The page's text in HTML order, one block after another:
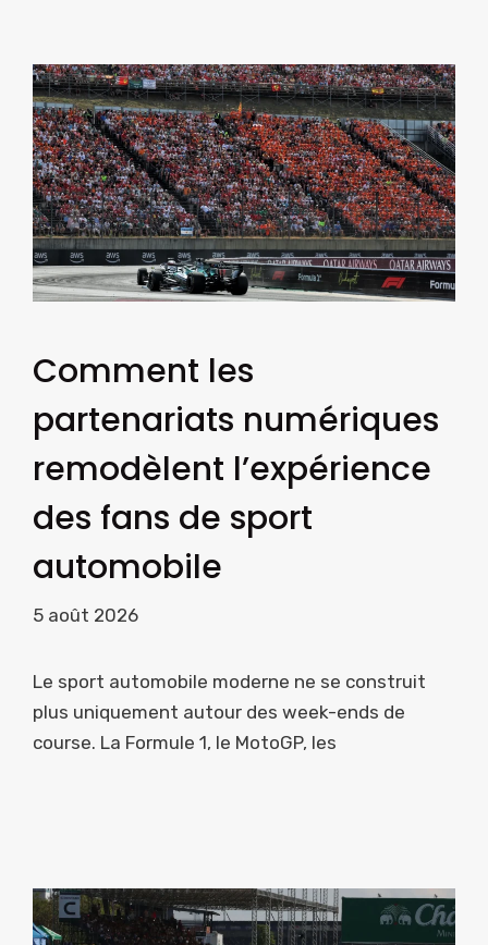
Comment les
partenariats numériques
remodèlent l’expérience
des fans de sport
automobile
5 août 2026
Le sport automobile moderne ne se construit
plus uniquement autour des week-ends de
course. La Formule 1, le MotoGP, les